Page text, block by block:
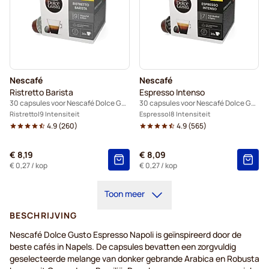
Nescafé
Ristretto Barista
30 capsules voor Nescafé Dolce Gusto
Ristretto 9 Intensiteit
4.9(260)
€ 8,19
€ 0,27/ kop
Nescafé
Espresso Intenso
30 capsules voor Nescafé Dolce Gusto
Espresso 8 Intensiteit
4.9(565)
€ 8,09
€ 0,27/ kop
Toon meer
BESCHRIJVING
Nescafé Dolce Gusto Espresso Napoli is geïnspireerd door de
beste cafés in Napels. De capsules bevatten een zorgvuldig
geselecteerde melange van donker gebrande Arabica en Robusta